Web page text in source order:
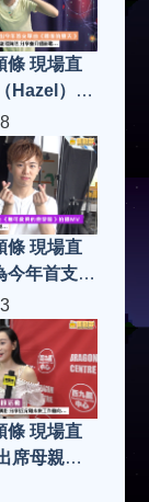
條 現場直
Hazel）推
曲《最後
三首親自
次挑戰慢
悠 分享並
條 現場直
今年首支單
的戀愛
首次一手
填詞、編曲
條 現場直
席母親節
家鼎（鼎